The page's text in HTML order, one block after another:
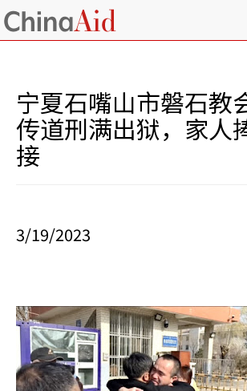
宁夏石嘴山市磐石教
传道刑满出狱，家人
接
3/19/2023